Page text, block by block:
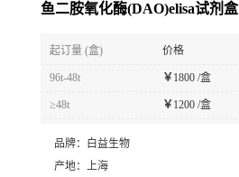
鱼二胺氧化酶(DAO)elisa试剂盒
起订量 (盒) 价格
96t-48t ￥ 1800 /盒
≥48t ￥ 1200 /盒
品牌：
白益生物
产地： 上海